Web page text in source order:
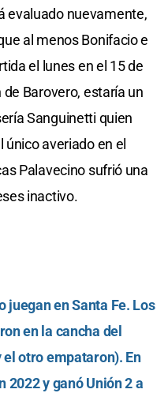
evaluado nuevamente,
al menos Bonifacio e
el lunes en el 15 de
Barovero, estaría un
Sanguinetti quien
averiado en el
Palavecino sufrió una
inactivo.
juegan en Santa Fe. Los
en la cancha del
el otro empataron). En
2022 y ganó Unión 2 a